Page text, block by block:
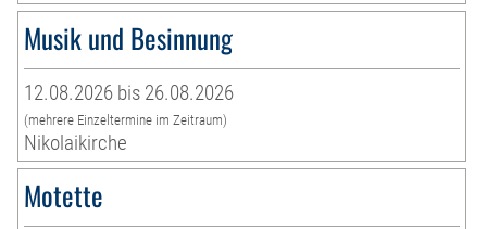
Musik und Besinnung
12.08.2026 bis 26.08.2026
(mehrere Einzeltermine im Zeitraum)
Nikolaikirche
Motette